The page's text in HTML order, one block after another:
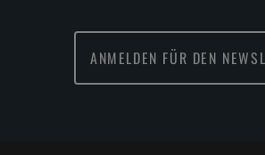
ANMELDEN FÜR DEN